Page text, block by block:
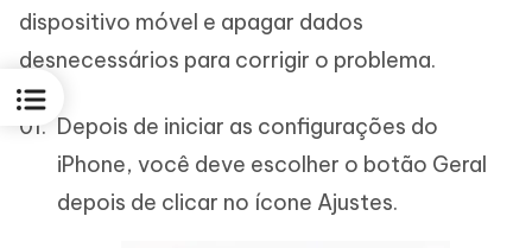
dispositivo móvel e apagar dados
desnecessários para corrigir o problema.
Depois de iniciar as configurações do
iPhone, você deve escolher o botão Geral
depois de clicar no ícone Ajustes.